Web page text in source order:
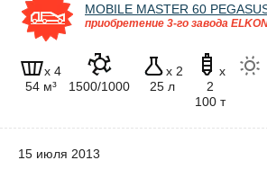
MOBILE MASTER 60
приобретение 3-го завода
x 4
54 м³
1500/1000
x 2
25 л
x
2
100 т
15 июля 2013